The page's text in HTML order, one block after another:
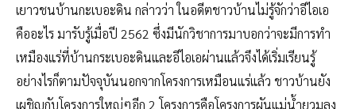
เยาวชนบ้านกะเบอะดิน กล่าวว่า ในอดีตชาวบ้านไม่รู้จักว่าอีไอเอ
คืออะไร มารับรู้เมื่อปี 2562 ซึ่งมีนักวิชาการมาบอกว่าจะมีการทำ
เหมืองแร่ที่บ้านกระเบอะดินและอีไอเอผ่านแล้วจึงได้เริ่มเรียนรู้
อย่างไรก็ตามปัจจุบันนอกจากโครงการเหมือนแร่แล้ว ชาวบ้านยัง
เผชิญกับโครงการใหญ่ๆอีก 2 โครงการคือโครงการผันแม่น้ำยวมลง